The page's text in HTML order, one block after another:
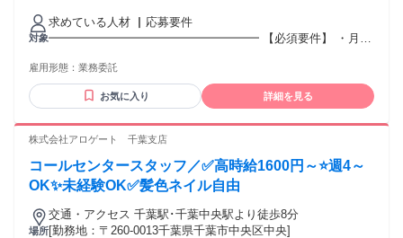
価：¥1,700~¥2,600 ┗業務生産性によって、時間単価が変動
いたします（最低時間単価が¥1,700です） ┗生産性高く業務
を行っていただくことによって、時給額が上がります ┗商材
理解・業界理解・ヒアリング・クロージング手法などを徹底
指導で習得していただきます ┗研修課程を通じて、業界最高
水準のtoC営業スキルを身につけていただくことができます ＊
研修課程は時間単価が一律￥1,500となります。 ②インセンテ
ィブ：成約1件あたり単価¥6,900~¥10,000 ┗インセンティブ
単価は成約いただいた商材単価によって異なります ┗成約率
によって、インセンティブ額が変動いたします ┗高い成約率
を出すことで、より高いインセンティブ額を獲得することが
できます
対象
求めている人材 ▏応募要件
━━━━━━━━━━━━━━━━━━ 【必須要件】 ・月80
ート 【歓迎要件】 ・営業経験のある方 ・週一日以上のオフ
ィス出社が可能な方 ┗オフィス： 東京都品川区（五反田駅
徒歩4分） 【求める人物像】 ・再現性の高い営業力を身に付
にも主体的に向き合える方 ・業界No.1のKPI達成や記録更新
正当な評価で報われたい方
雇用形態： 業務委託
お気に入り 詳細を見る
株式会社アロゲート 千葉支店
コールセンタースタッフ／✅高時給1600円～⭐週4～
OK✨未経験OK✅髪色ネイル自由
場所
交通・アクセス 千葉駅･千葉中央駅より徒歩8分
[勤務地：〒260-0013千葉県千葉市中央区中央]